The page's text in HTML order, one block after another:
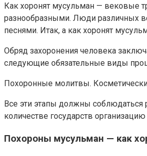
Как хоронят мусульман — вековые
разнообразными. Люди различных
песнями. Итак, а как хоронят
Обряд захоронения человека
следующие обязательные виды
Похоронные молитвы.
Все эти этапы должны соблюдаться
количестве государств
Похороны мусульман — как